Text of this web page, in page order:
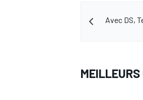
Avec DS,